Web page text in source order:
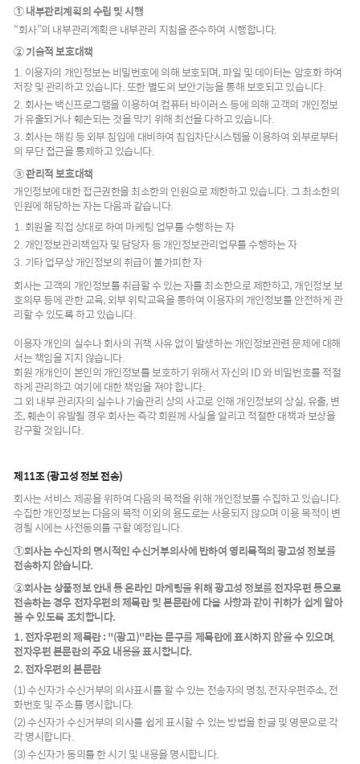
① 내부관리계획의 수립 및 시행
“회사”의 내부관리계획은 내부관리 지침을 준수하여 시행합니다.
② 기술적 보호대책
1. 이용자의 개인정보는 비밀번호에 의해 보호되며, 파일 및 데이터는 암호화 하여
저장 및 관리하고 있습니다. 또한 별도의 보안기능을 통해 보호되고 있습니다.
2. 회사는 백신프로그램을 이용하여 컴퓨터 바이러스 등에 의해 고객의 개인정보
가 유출되거나 훼손되는 것을 막기 위해 최선을 다하고 있습니다.
3. 회사는 해킹 등 외부 침입에 대비하여 침입차단시스템을 이용하여 외부로부터
의 무단 접근을 통제하고 있습니다.
③ 관리적 보호대책
개인정보에 대한 접근권한을 최소한의 인원으로 제한하고 있습니다. 그 최소한의
인원에 해당하는 자는 다음과 같습니다.
1. 회원을 직접 상대로 하여 마케팅 업무를 수행하는 자
2. 개인정보관리책임자 및 담당자 등 개인정보관리업무를 수행하는 자
3. 기타 업무상 개인정보의 취급이 불가피한 자
회사는 고객의 개인정보를 취급할 수 있는 자를 최소한으로 제한하고, 개인정보 보
호의무 등에 관한 교육, 외부 위탁교육을 통하여 이용자의 개인정보를 안전하게 관
리할 수 있도록 하고 있습니다.
이용자 개인의 실수나 회사의 귀책 사유 없이 발생하는 개인정보관련 문제에 대해
서는 책임을 지지 않습니다.
회원 개개인이 본인의 개인정보를 보호하기 위해서 자신의 ID 와 비밀번호를 적절
하게 관리하고 여기에 대한 책임을 져야 합니다.
그 외 내부 관리자의 실수나 기술관리 상의 사고로 인해 개인정보의 상실, 유출, 변
조, 훼손이 유발될 경우 회사는 즉각 회원께 사실을 알리고 적절한 대책과 보상을
강구할 것입니다.
제11조 (광고성 정보 전송)
회사는 서비스 제공을 위하여 다음의 목적을 위해 개인정보를 수집하고 있습니다.
수집한 개인정보는 다음의 목적 이외의 용도로는 사용되지 않으며 이용 목적이 변
경될 시에는 사전동의를 구할 예정입니다.
①회사는 수신자의 명시적인 수신거부의사에 반하여 영리목적의 광고성 정보를
전송하지 않습니다.
②회사는 상품정보 안내 등 온라인 마케팅을 위해 광고성 정보를 전자우편 등으로
전송하는 경우 전자우편의 제목란 및 본문란에 다음 사항과 같이 귀하가 쉽게 알아
볼 수 있도록 조치합니다.
1. 전자우편의 제목란 : "(광고)"라는 문구를 제목란에 표시하지 않을 수 있으며,
전자우편 본문란의 주요 내용을 표시합니다.
2. 전자우편의 본문란
(1) 수신자가 수신거부의 의사표시를 할 수 있는 전송자의 명칭, 전자우편주소, 전
화번호 및 주소를 명시합니다.
(2) 수신자가 수신거부의 의사를 쉽게 표시할 수 있는 방법을 한글 및 영문으로 각
각 명시합니다.
(3) 수신자가 동의를 한 시기 및 내용을 명시합니다.